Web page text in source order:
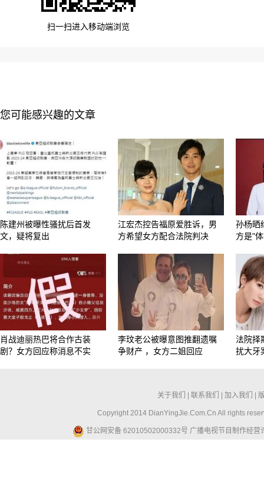
扫一扫进入移动端浏览
您可能感兴趣的文章
陈建州被曝性骚扰后首发
文，疑将复出
江宏杰控告福原爱胜诉，男
方希望女方配合法院判决
孙杨晒
方是"
肖战迪丽热巴将合作古装
剧？女方回应称消息不实
李玟老公被曝意图推翻遗嘱
争财产 ，女方二姐回应
法院择
扰大牙
关于我们 联系我们 加入我们
Copyright 2014 DianYingJie.Com.Cn All rights
甘公网安备 62010502000332号 广播电视节目制作经